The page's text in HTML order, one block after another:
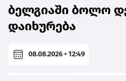
ბელგიაში ბოლო
დაიხურება
08.08.2026 • 12:49